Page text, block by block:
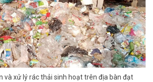
và xử lý rác thải sinh hoạt trên địa bàn đạt